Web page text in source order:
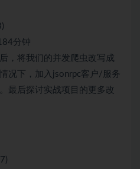
分钟
，将我们的并发爬虫改写成
况下，加入jsonrpc客户/服务
最后探讨实战项目的更多改